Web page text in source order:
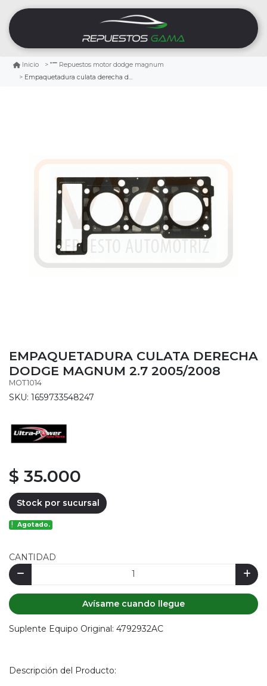
Inicio
Repuestos motor dodge magnum
Empaquetadura culata derecha dodge magnum 2.7 2005/2008
EMPAQUETADURA CULATA DERECHA
DODGE MAGNUM 2.7 2005/2008
MOT1014
SKU: 1659733548247
$ 35.000
Stock por sucursal
Agotado.
CANTIDAD
Avísame cuando llegue
Suplente Equipo Original: 4792932AC
Descripción del Producto: